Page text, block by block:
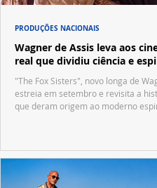
Wagner de Assis leva aos
real que dividiu ciência e
"The Fox Sisters", novo longa de
estreia em setembro e revisita a
que deram origem ao moderno
PRODUÇÕES NACIONAIS